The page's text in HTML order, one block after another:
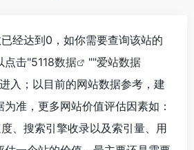
经达到0，如你需要查询该站的
点击"5118数据 ""爱站数据
入；以目前的网站数据参考，建
准，更多网站价值评估因素如：
、搜索引擎收录以及索引量、用